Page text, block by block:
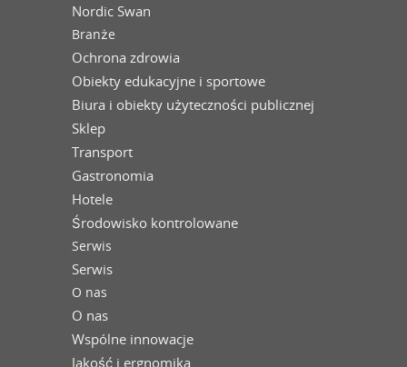
Nordic Swan
Branże
Ochrona zdrowia
Obiekty edukacyjne i sportowe
Biura i obiekty użyteczności publicznej
Sklep
Transport
Gastronomia
Hotele
Środowisko kontrolowane
Serwis
Serwis
O nas
O nas
Wspólne innowacje
Jakość i ergnomika